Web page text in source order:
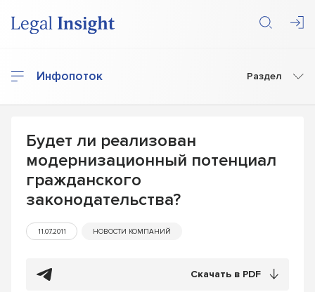
Инфопоток Раздел
Будет ли реализован
модернизационный потенциал
гражданского
законодательства?
11.07.2011 НОВОСТИ КОМПАНИЙ
Скачать в PDF